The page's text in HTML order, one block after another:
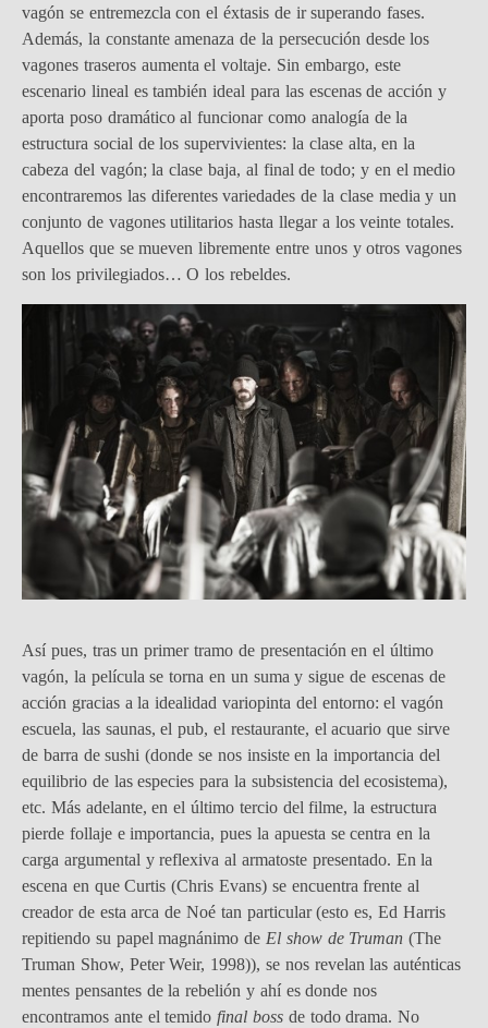
vagón se entremezcla con el éxtasis de ir superando fases.
Además, la constante amenaza de la persecución desde los
vagones traseros aumenta el voltaje. Sin embargo, este
escenario lineal es también ideal para las escenas de acción y
aporta poso dramático al funcionar como analogía de la
estructura social de los supervivientes: la clase alta, en la
cabeza del vagón; la clase baja, al final de todo; y en el medio
encontraremos las diferentes variedades de la clase media y un
conjunto de vagones utilitarios hasta llegar a los veinte totales.
Aquellos que se mueven libremente entre unos y otros vagones
son los privilegiados… O los rebeldes.
Así pues, tras un primer tramo de presentación en el último
vagón, la película se torna en un suma y sigue de escenas de
acción gracias a la idealidad variopinta del entorno: el vagón
escuela, las saunas, el pub, el restaurante, el acuario que sirve
de barra de sushi (donde se nos insiste en la importancia del
equilibrio de las especies para la subsistencia del ecosistema),
etc. Más adelante, en el último tercio del filme, la estructura
pierde follaje e importancia, pues la apuesta se centra en la
carga argumental y reflexiva al armatoste presentado. En la
escena en que Curtis (Chris Evans) se encuentra frente al
creador de esta arca de Noé tan particular (esto es, Ed Harris
repitiendo su papel magnánimo de El show de Truman (The
Truman Show, Peter Weir, 1998)), se nos revelan las auténticas
mentes pensantes de la rebelión y ahí es donde nos
encontramos ante el temido final boss de todo drama. No